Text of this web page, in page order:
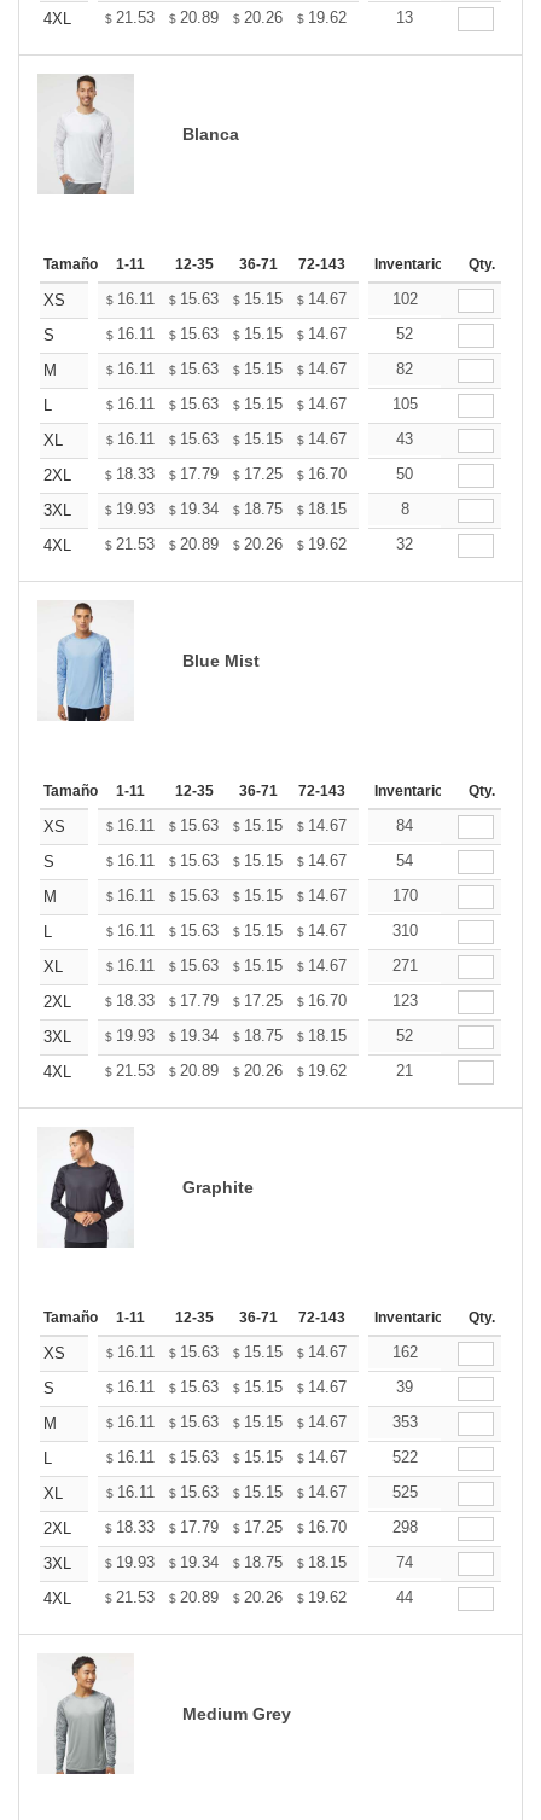
4XL $ 21.53 $ 20.89 $ 20.26 $ 19.62 18.98
13
Blanca
Tamaño 1-11 12-35 36-71 72-143 144-287 288 +
Inventario Qty.
XS $ 16.11 $ 15.63 $ 15.15 $ 14.67 14.20
102
S
$ 16.11 $ 15.63 $ 15.15 $ 14.67 14.20
52
M
$ 16.11 $ 15.63 $ 15.15 $ 14.67 14.20
82
L
$ 16.11 $ 15.63 $ 15.15 $ 14.67 14.20
105
XL
$ 16.11 $ 15.63 $ 15.15 $ 14.67 14.20
43
2XL
$ 18.33 $ 17.79 $ 17.25 $ 16.70 16.16
50
3XL
$ 19.93 $ 19.34 $ 18.75 $ 18.15 17.56
8
4XL
$ 21.53 $ 20.89 $ 20.26 $ 19.62 18.98
32
Blue Mist
Tamaño 1-11 12-35 36-71 72-143 144-287 288 +
Inventario Qty.
XS $ 16.11 $ 15.63 $ 15.15 $ 14.67 14.20
84
S
$ 16.11 $ 15.63 $ 15.15 $ 14.67 14.20
54
M
$ 16.11 $ 15.63 $ 15.15 $ 14.67 14.20
170
L
$ 16.11 $ 15.63 $ 15.15 $ 14.67 14.20
310
XL
$ 16.11 $ 15.63 $ 15.15 $ 14.67 14.20
271
2XL
$ 18.33 $ 17.79 $ 17.25 $ 16.70 16.16
123
3XL
$ 19.93 $ 19.34 $ 18.75 $ 18.15 17.56
52
4XL
$ 21.53 $ 20.89 $ 20.26 $ 19.62 18.98
21
Graphite
Tamaño 1-11 12-35 36-71 72-143 144-287 288 +
Inventario Qty.
XS $ 16.11 $ 15.63 $ 15.15 $ 14.67 14.20
162
S
$ 16.11 $ 15.63 $ 15.15 $ 14.67 14.20
39
M
$ 16.11 $ 15.63 $ 15.15 $ 14.67 14.20
353
L
$ 16.11 $ 15.63 $ 15.15 $ 14.67 14.20
522
XL
$ 16.11 $ 15.63 $ 15.15 $ 14.67 14.20
525
2XL
$ 18.33 $ 17.79 $ 17.25 $ 16.70 16.16
298
3XL
$ 19.93 $ 19.34 $ 18.75 $ 18.15 17.56
74
4XL
$ 21.53 $ 20.89 $ 20.26 $ 19.62 18.98
44
Medium Grey